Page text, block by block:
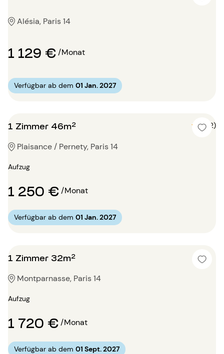
Alésia, Paris 14
1 129 €/Monat
Verfügbar ab dem 01 Jan. 2027
1 Zimmer 46m² 5 (2)
Plaisance / Pernety, Paris 14
Aufzug
1 250 €/Monat
Verfügbar ab dem 01 Jan. 2027
1 Zimmer 32m²
Montparnasse, Paris 14
Aufzug
1 720 €/Monat
Verfügbar ab dem 01 Sept. 2027